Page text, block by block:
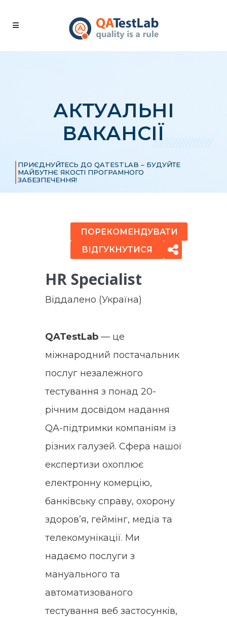
АКТУАЛЬНІ
ВАКАНСІЇ
ПРИЄДНУЙТЕСЬ ДО QATESTLAB – БУДУЙТЕ
МАЙБУТНЄ ЯКОСТІ ПРОГРАМНОГО
ЗАБЕЗПЕЧЕННЯ!
HR Specialist
Віддалено (Україна)
ПОРЕКОМЕНДУВАТИ
ВІДГУКНУТИСЯ
QATestLab — це
міжнародний постачальник
послуг незалежного
тестування з понад 20-
річним досвідом надання
QA-підтримки компаніям із
різних галузей. Сфера нашої
експертизи охоплює
електронну комерцію,
банківську справу, охорону
здоров’я, геймінг, медіа та
телекомунікації. Ми
надаємо послуги з
мануального та
автоматизованого
тестування веб застосунків,